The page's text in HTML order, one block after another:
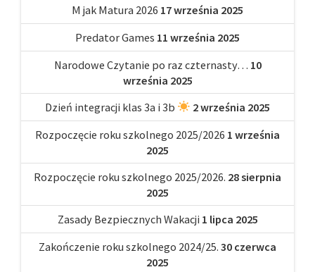
M jak Matura 2026 17 września 2025
Predator Games 11 września 2025
Narodowe Czytanie po raz czternasty… 10
września 2025
Dzień integracji klas 3a i 3b
2 września 2025
Rozpoczęcie roku szkolnego 2025/2026 1 września
2025
Rozpoczęcie roku szkolnego 2025/2026. 28 sierpnia
2025
Zasady Bezpiecznych Wakacji 1 lipca 2025
Zakończenie roku szkolnego 2024/25. 30 czerwca
2025